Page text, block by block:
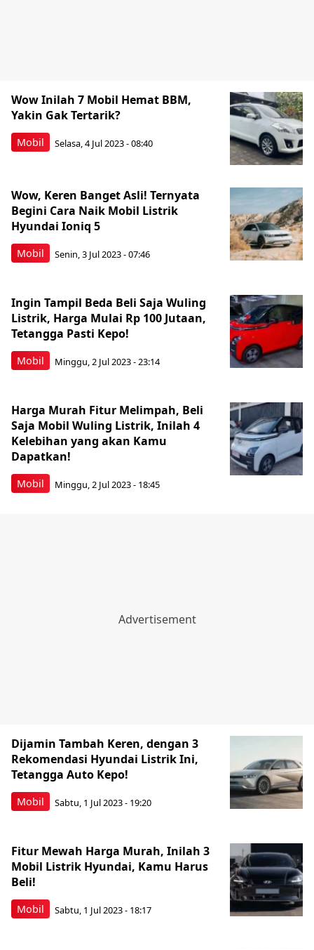
Mobil
Wow Inilah 7 Mobil Hemat BBM,
Yakin Gak Tertarik?
Selasa, 4 Jul 2023 - 08:40
Mobil
Wow, Keren Banget Asli! Ternyata
Begini Cara Naik Mobil Listrik
Hyundai Ioniq 5
Senin, 3 Jul 2023 - 07:46
Mobil
Ingin Tampil Beda Beli Saja Wuling
Listrik, Harga Mulai Rp 100 Jutaan,
Tetangga Pasti Kepo!
Minggu, 2 Jul 2023 - 23:14
Mobil
Harga Murah Fitur Melimpah, Beli
Saja Mobil Wuling Listrik, Inilah 4
Kelebihan yang akan Kamu
Dapatkan!
Minggu, 2 Jul 2023 - 18:45
Mobil
Dijamin Tambah Keren, dengan 3
Rekomendasi Hyundai Listrik Ini,
Tetangga Auto Kepo!
Sabtu, 1 Jul 2023 - 19:20
Mobil
Fitur Mewah Harga Murah, Inilah 3
Mobil Listrik Hyundai, Kamu Harus
Beli!
Sabtu, 1 Jul 2023 - 18:17